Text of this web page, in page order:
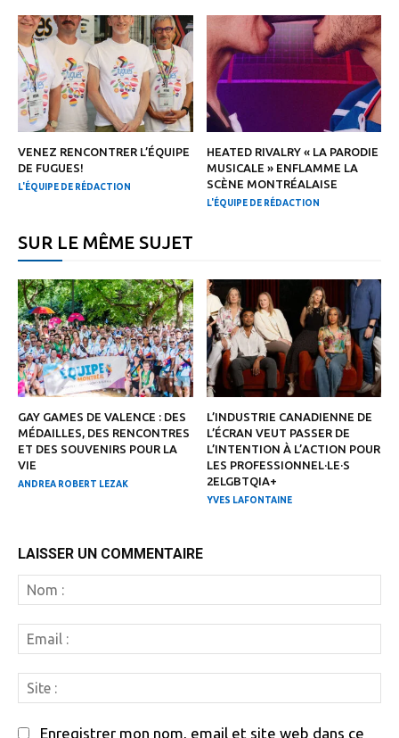
VENEZ RENCONTRER L’ÉQUIPE
DE FUGUES!
L'ÉQUIPE DE RÉDACTION
HEATED RIVALRY « LA PARODIE
MUSICALE » ENFLAMME LA
SCÈNE MONTRÉALAISE
L'ÉQUIPE DE RÉDACTION
SUR LE MÊME SUJET
GAY GAMES DE VALENCE : DES
MÉDAILLES, DES RENCONTRES
ET DES SOUVENIRS POUR LA
VIE
ANDREA ROBERT LEZAK
L’INDUSTRIE CANADIENNE DE
L’ÉCRAN VEUT PASSER DE
L’INTENTION À L’ACTION POUR
LES PROFESSIONNEL·LE·S
2ELGBTQIA+
YVES LAFONTAINE
LAISSER UN COMMENTAIRE
:
:
:
Enregistrer mon nom, email et site web dans ce